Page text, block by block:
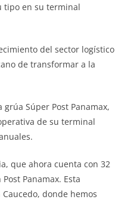
tipo en su terminal
del sector logístico
de transformar a la
Súper Post Panamax,
de su terminal
que ahora cuenta con 32
Panamax. Esta
donde hemos